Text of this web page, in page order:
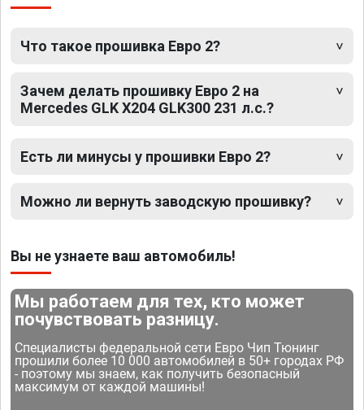
Что такое прошивка Евро 2?
Зачем делать прошивку Евро 2 на
Mercedes GLK X204 GLK300 231 л.с.?
Есть ли минусы у прошивки Евро 2?
Можно ли вернуть заводскую прошивку?
Вы не узнаете ваш автомобиль!
Мы работаем для тех, кто может
почувствовать разницу.
Специалисты федеральной сети Евро Чип Тюнинг
прошили более 10 000 автомобилей в 50+ городах РФ
- поэтому мы знаем, как получить безопасный
максимум от каждой машины!